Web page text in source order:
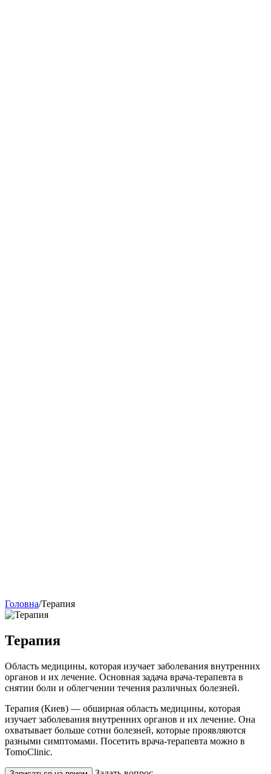
Головна/Терапия
Терапия
Область медицины, которая изучает заболевания внутренних
органов и их лечение. Основная задача врача-терапевта в
снятии боли и облегчении течения различных болезней.
Терапия (Киев) — обширная область медицины, которая
изучает заболевания внутренних органов и их лечение. Она
охватывает больше сотни болезней, которые проявляются
разными симптомами. Посетить врача-терапевта можно в
TomoClinic.